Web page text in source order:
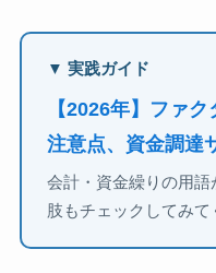
▼ 実践ガイド
【2026年】ファ
注意点、資金調達
会計・資金繰りの用
肢もチェックしてみて